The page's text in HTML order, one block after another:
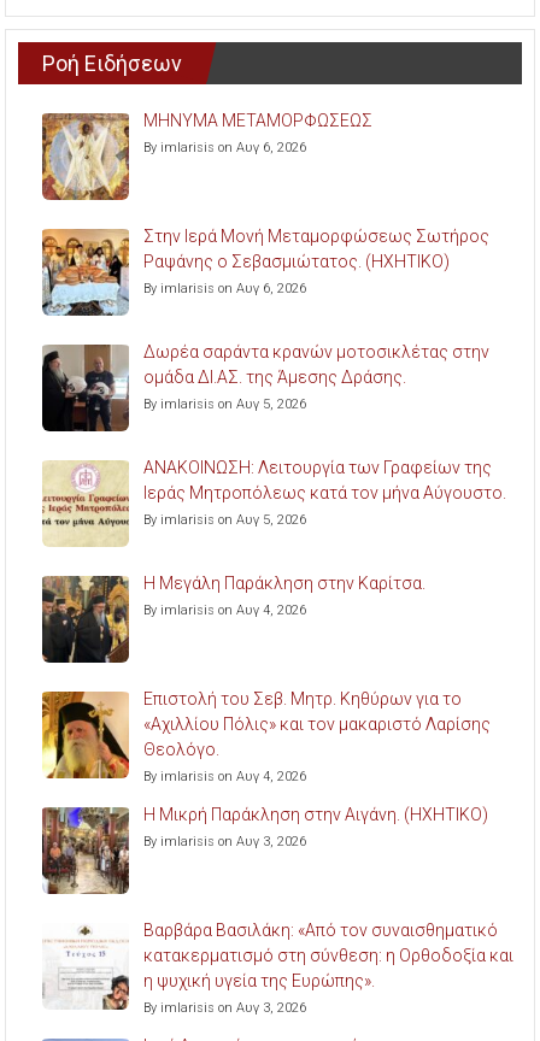
Ροή Ειδήσεων
ΜΗΝΥΜΑ ΜΕΤΑΜΟΡΦΩΣΕΩΣ
By imlarisis on Αυγ 6, 2026
Στην Ιερά Μονή Μεταμορφώσεως Σωτήρος
Ραψάνης ο Σεβασμιώτατος. (ΗΧΗΤΙΚΟ)
By imlarisis on Αυγ 6, 2026
Δωρέα σαράντα κρανών μοτοσικλέτας στην
ομάδα ΔΙ.ΑΣ. της Άμεσης Δράσης.
By imlarisis on Αυγ 5, 2026
ΑΝΑΚΟΙΝΩΣΗ: Λειτουργία των Γραφείων της
Ιεράς Μητροπόλεως κατά τον μήνα Αύγουστο.
By imlarisis on Αυγ 5, 2026
Η Μεγάλη Παράκληση στην Καρίτσα.
By imlarisis on Αυγ 4, 2026
Επιστολή του Σεβ. Μητρ. Κηθύρων για το
«Αχιλλίου Πόλις» και τον μακαριστό Λαρίσης
Θεολόγο.
By imlarisis on Αυγ 4, 2026
Η Μικρή Παράκληση στην Αιγάνη. (ΗΧΗΤΙΚΟ)
By imlarisis on Αυγ 3, 2026
Βαρβάρα Βασιλάκη: «Από τον συναισθηματικό
κατακερματισμό στη σύνθεση: η Ορθοδοξία και
η ψυχική υγεία της Ευρώπης».
By imlarisis on Αυγ 3, 2026